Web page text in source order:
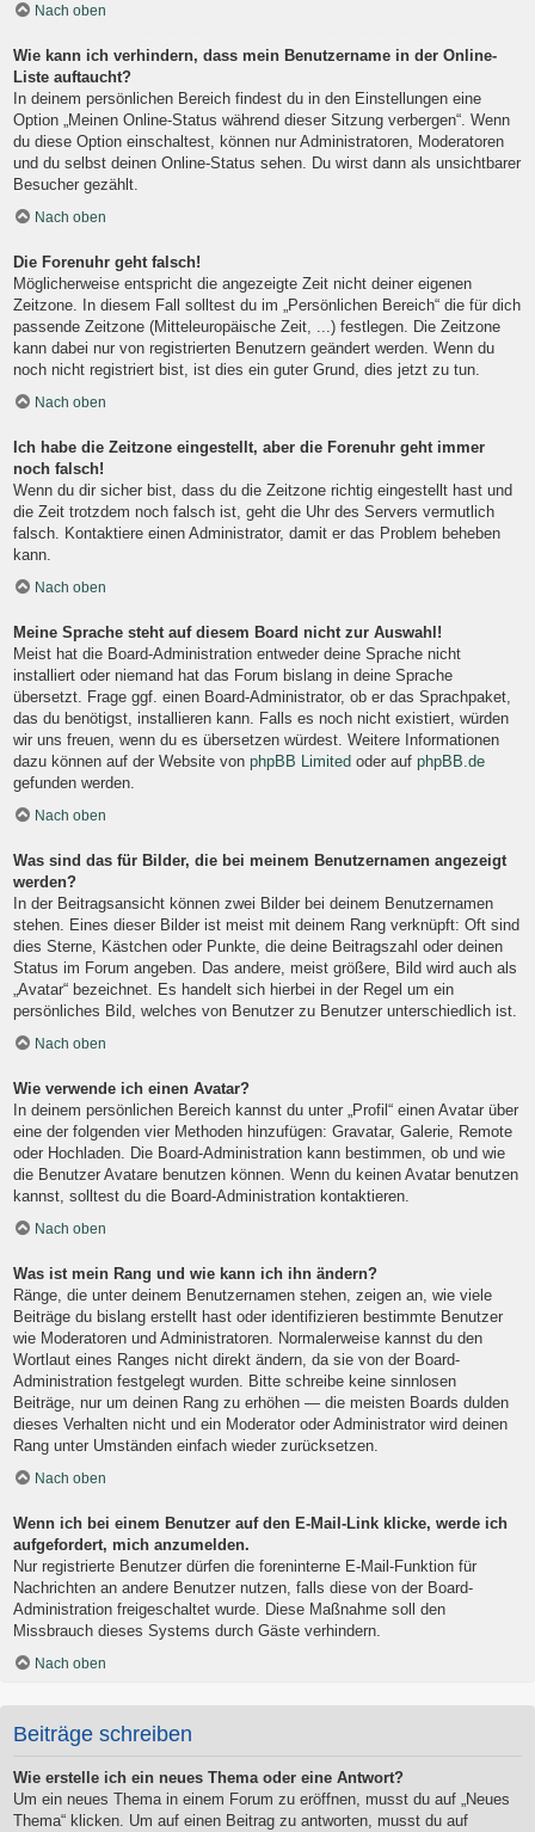
Nach oben
Wie kann ich verhindern, dass mein Benutzername in der Online-
Liste auftaucht?
In deinem persönlichen Bereich findest du in den Einstellungen eine
Option „Meinen Online-Status während dieser Sitzung verbergen“. Wenn
du diese Option einschaltest, können nur Administratoren, Moderatoren
und du selbst deinen Online-Status sehen. Du wirst dann als unsichtbarer
Besucher gezählt.
Nach oben
Die Forenuhr geht falsch!
Möglicherweise entspricht die angezeigte Zeit nicht deiner eigenen
Zeitzone. In diesem Fall solltest du im „Persönlichen Bereich“ die für dich
passende Zeitzone (Mitteleuropäische Zeit, ...) festlegen. Die Zeitzone
kann dabei nur von registrierten Benutzern geändert werden. Wenn du
noch nicht registriert bist, ist dies ein guter Grund, dies jetzt zu tun.
Nach oben
Ich habe die Zeitzone eingestellt, aber die Forenuhr geht immer
noch falsch!
Wenn du dir sicher bist, dass du die Zeitzone richtig eingestellt hast und
die Zeit trotzdem noch falsch ist, geht die Uhr des Servers vermutlich
falsch. Kontaktiere einen Administrator, damit er das Problem beheben
kann.
Nach oben
Meine Sprache steht auf diesem Board nicht zur Auswahl!
Meist hat die Board-Administration entweder deine Sprache nicht
installiert oder niemand hat das Forum bislang in deine Sprache
übersetzt. Frage ggf. einen Board-Administrator, ob er das Sprachpaket,
das du benötigst, installieren kann. Falls es noch nicht existiert, würden
wir uns freuen, wenn du es übersetzen würdest. Weitere Informationen
dazu können auf der Website von phpBB Limited oder auf phpBB.de
gefunden werden.
Nach oben
Was sind das für Bilder, die bei meinem Benutzernamen angezeigt
werden?
In der Beitragsansicht können zwei Bilder bei deinem Benutzernamen
stehen. Eines dieser Bilder ist meist mit deinem Rang verknüpft: Oft sind
dies Sterne, Kästchen oder Punkte, die deine Beitragszahl oder deinen
Status im Forum angeben. Das andere, meist größere, Bild wird auch als
„Avatar“ bezeichnet. Es handelt sich hierbei in der Regel um ein
persönliches Bild, welches von Benutzer zu Benutzer unterschiedlich ist.
Nach oben
Wie verwende ich einen Avatar?
In deinem persönlichen Bereich kannst du unter „Profil“ einen Avatar über
eine der folgenden vier Methoden hinzufügen: Gravatar, Galerie, Remote
oder Hochladen. Die Board-Administration kann bestimmen, ob und wie
die Benutzer Avatare benutzen können. Wenn du keinen Avatar benutzen
kannst, solltest du die Board-Administration kontaktieren.
Nach oben
Was ist mein Rang und wie kann ich ihn ändern?
Ränge, die unter deinem Benutzernamen stehen, zeigen an, wie viele
Beiträge du bislang erstellt hast oder identifizieren bestimmte Benutzer
wie Moderatoren und Administratoren. Normalerweise kannst du den
Wortlaut eines Ranges nicht direkt ändern, da sie von der Board-
Administration festgelegt wurden. Bitte schreibe keine sinnlosen
Beiträge, nur um deinen Rang zu erhöhen — die meisten Boards dulden
dieses Verhalten nicht und ein Moderator oder Administrator wird deinen
Rang unter Umständen einfach wieder zurücksetzen.
Nach oben
Wenn ich bei einem Benutzer auf den E-Mail-Link klicke, werde ich
aufgefordert, mich anzumelden.
Nur registrierte Benutzer dürfen die foreninterne E-Mail-Funktion für
Nachrichten an andere Benutzer nutzen, falls diese von der Board-
Administration freigeschaltet wurde. Diese Maßnahme soll den
Missbrauch dieses Systems durch Gäste verhindern.
Nach oben
Beiträge schreiben
Wie erstelle ich ein neues Thema oder eine Antwort?
Um ein neues Thema in einem Forum zu eröffnen, musst du auf „Neues
Thema“ klicken. Um auf einen Beitrag zu antworten, musst du auf